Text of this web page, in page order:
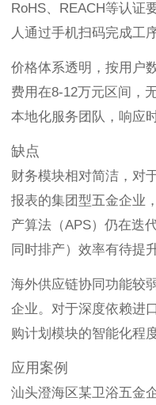
RoHS、REACH等认证
人通过手机扫码完成工
价格体系透明，按用户
费用在8-12万元区间，
本地化服务团队，响应
缺点
财务模块相对简洁，对
报表的集团型五金企业
产算法（APS）仍在迭
同时排产）效率有待提升
海外供应链协同功能较
企业。对于深度依赖进
购计划模块的智能化程
应用案例
汕头澄海区某卫浴五金